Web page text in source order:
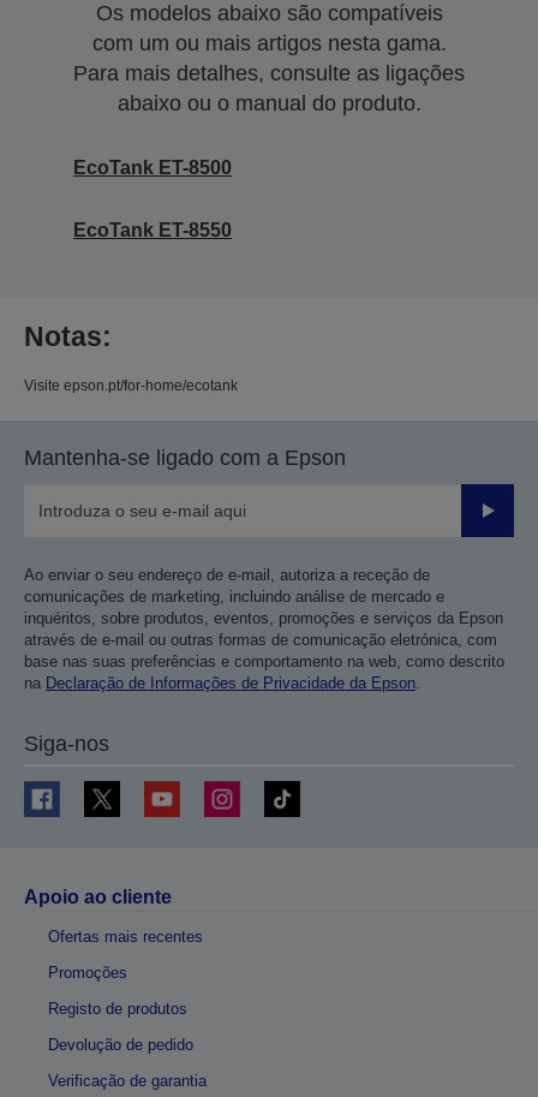
Os modelos abaixo são compatíveis
com um ou mais artigos nesta gama.
Para mais detalhes, consulte as ligações
abaixo ou o manual do produto.
EcoTank ET-8500
EcoTank ET-8550
Notas:
Visite epson.pt/for-home/ecotank
Mantenha-se ligado com a Epson
Enviar
Ao enviar o seu endereço de e-mail, autoriza a receção de
comunicações de marketing, incluindo análise de mercado e
inquéritos, sobre produtos, eventos, promoções e serviços da Epson
através de e-mail ou outras formas de comunicação eletrónica, com
base nas suas preferências e comportamento na web, como descrito
na Declaração de Informações de Privacidade da Epson.
Siga-nos
Apoio ao cliente
Ofertas mais recentes
Promoções
Registo de produtos
Devolução de pedido
Verificação de garantia